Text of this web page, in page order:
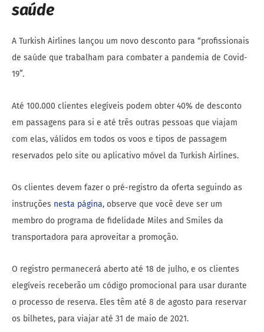
saúde
A Turkish Airlines lançou um novo desconto para “profissionais
de saúde que trabalham para combater a pandemia de Covid-
19”.
Até 100.000 clientes elegíveis podem obter 40% de desconto
em passagens para si e até três outras pessoas que viajam
com elas, válidos em todos os voos e tipos de passagem
reservados pelo site ou aplicativo móvel da Turkish Airlines.
Os clientes devem fazer o pré-registro da oferta seguindo as
instruções nesta página, observe que você deve ser um
membro do programa de fidelidade Miles and Smiles da
transportadora para aproveitar a promoção.
O registro permanecerá aberto até 18 de julho, e os clientes
elegíveis receberão um código promocional para usar durante
o processo de reserva. Eles têm até 8 de agosto para reservar
os bilhetes, para viajar até 31 de maio de 2021.